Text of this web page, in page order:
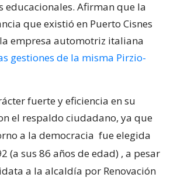
educacionales. Afirman que la
que existió en Puerto Cisnes
empresa automotriz italiana
gestiones de la misma Pirzio-
fuerte y eficiencia en su
el respaldo ciudadano, ya que
a la democracia fue elegida
(a sus 86 años de edad) , a pesar
a la alcaldía por Renovación